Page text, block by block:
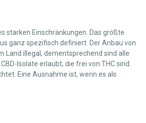
starken Einschränkungen. Das größte
ganz spezifisch definiert. Der Anbau von
Land illegal, dementsprechend sind alle
Isolate erlaubt, die frei von THC sind.
Eine Ausnahme ist, wenn es als